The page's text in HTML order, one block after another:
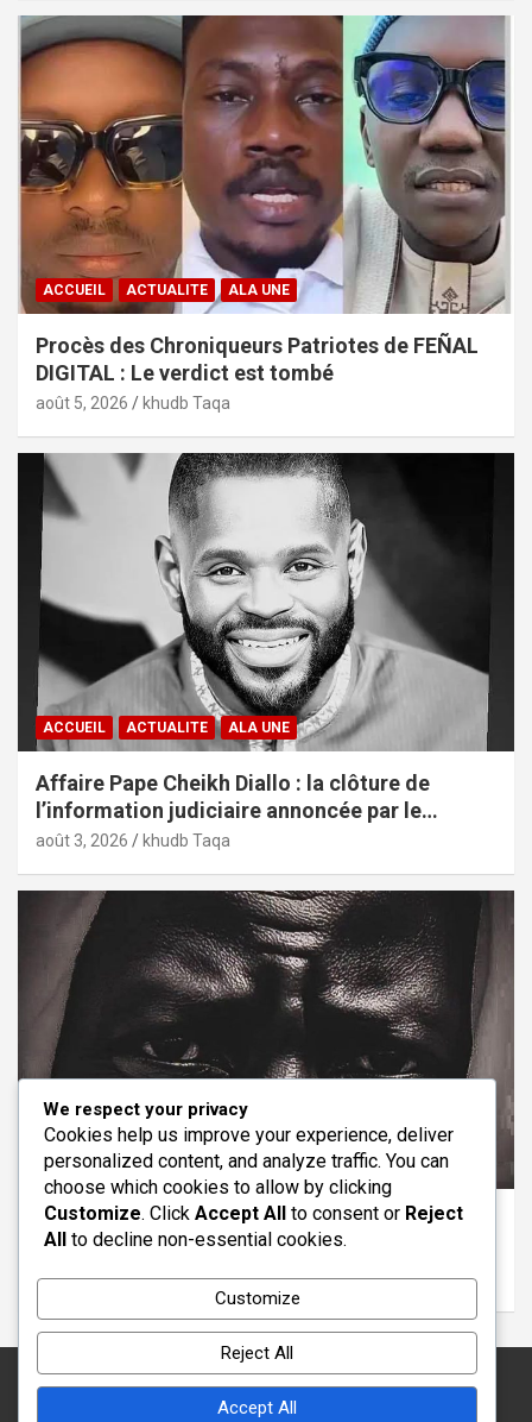
ACCUEIL ACTUALITE ALA UNE
Procès des Chroniqueurs Patriotes de FEÑAL
DIGITAL : Le verdict est tombé
août 5, 2026 khudb Taqa
ACCUEIL ACTUALITE ALA UNE
Affaire Pape Cheikh Diallo : la clôture de
l’information judiciaire annoncée par le
tribunal de Pikine-Guédiawaye
août 3, 2026 khudb Taqa
ACCUEIL ACTUALITE ALA UNE
Magal 2026 : Ambiance autour de la grande
mosquée et réactions des fidèles
août 2, 2026 khudb Taqa
We respect your privacy
Cookies help us improve your experience, deliver
personalized content, and analyze traffic. You can
choose which cookies to allow by clicking
Customize. Click Accept All to consent or Reject
All to decline non-essential cookies.
Customize
Reject All
Accept All